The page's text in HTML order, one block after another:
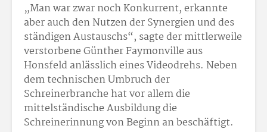
„Man war zwar noch Konkurrent, erkannte
aber auch den Nutzen der Synergien und des
ständigen Austauschs“, sagte der mittlerweile
verstorbene Günther Faymonville aus
Honsfeld anlässlich eines Videodrehs. Neben
dem technischen Umbruch der
Schreinerbranche hat vor allem die
mittelständische Ausbildung die
Schreinerinnung von Beginn an beschäftigt.